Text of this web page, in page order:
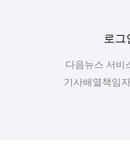
로그
다음뉴스 서비
기사배열책임